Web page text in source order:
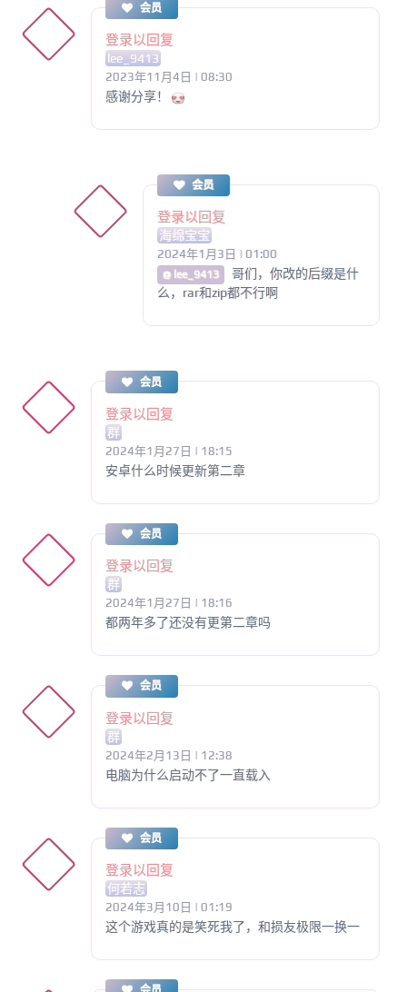
会员
登录以回复
lee_9413
2023年11月4日 | 08:30
感谢分享！
会员
登录以回复
海绵宝宝
2024年1月3日 | 01:00
@ lee_9413
哥们，你改的后缀是什
么，rar和zip都不行啊
会员
登录以回复
群
2024年1月27日 | 18:15
安卓什么时候更新第二章
会员
登录以回复
群
2024年1月27日 | 18:16
都两年多了还没有更第二章吗
会员
登录以回复
群
2024年2月13日 | 12:38
电脑为什么启动不了一直载入
会员
登录以回复
何若志
2024年3月10日 | 01:19
这个游戏真的是笑死我了，和损友极限一换一